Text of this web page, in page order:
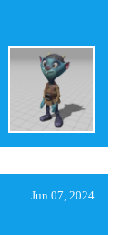
Jun 07, 2024